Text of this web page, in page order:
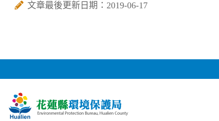
文章最後更新日期：2019-06-17